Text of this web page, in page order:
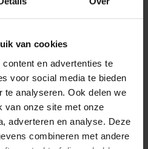
van cookies
en advertenties te
voor social media te bieden
te analyseren. Ook delen we
van onze site met onze
adverteren en analyse. Deze
combineren met andere